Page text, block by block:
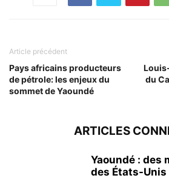
Article précédent
Pays africains producteurs
de pétrole: les enjeux du
sommet de Yaoundé
du
ARTICLES
Yaoundé : des
des États-